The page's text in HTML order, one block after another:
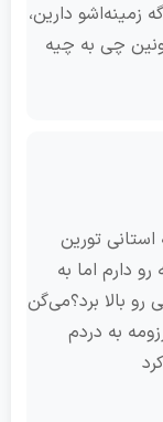
دارین،
به چیه
به